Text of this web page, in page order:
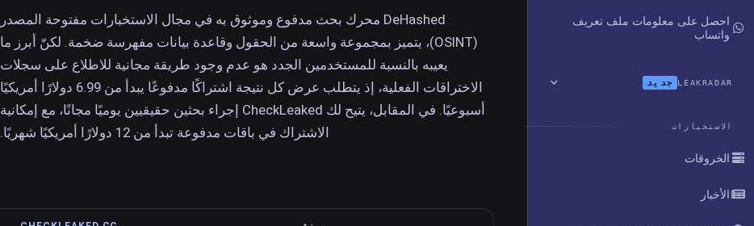
احصل على معلومات ملف تعريف
واتساب
LEAKRADAR جديد
الاستخبارات
الخروقات
الأخبار
DeHashed محرك بحث مدفوع وموثوق به في مجال الاستخبارات مفتوحة المصدر
(OSINT)، يتميز بمجموعة واسعة من الحقول وقاعدة بيانات مفهرسة ضخمة. لكنّ أبرز ما
يعيبه بالنسبة للمستخدمين الجدد هو عدم وجود طريقة مجانية للاطلاع على سجلات
الاختراقات الفعلية، إذ يتطلب عرض كل نتيجة اشتراكًا مدفوعًا يبدأ من 6.99 دولارًا أمريكيًا
أسبوعيًا. في المقابل، يتيح لك CheckLeaked إجراء بحثين حقيقيين يوميًا مجانًا، مع إمكانية
الاشتراك في باقات مدفوعة تبدأ من 12 دولارًا أمريكيًا شهريًا.